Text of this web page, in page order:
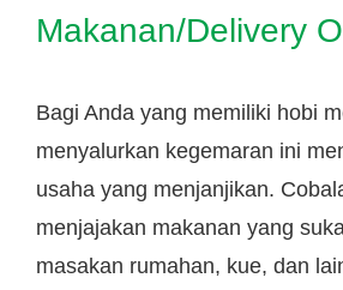
Makanan/Delivery
Bagi Anda yang memiliki hobi
menyalurkan kegemaran ini
usaha yang menjanjikan.
menjajakan makanan yang
masakan rumahan, kue, dan